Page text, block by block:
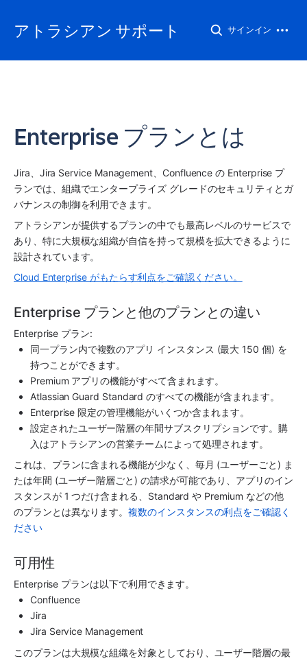
アトラシアン サポート サインイン
Enterprise プランとは
Jira 、Jira Service Management、Confluence の Enterprise プ
ランでは、組織でエンタープライズ グレードのセキュリティとガ
バナンスの制御を利用できます。
アトラシアンが提供するプランの中でも最高レベルのサービスで
あり、特に大規模な組織が自信を持って規模を拡大できるように
設計されています。
Cloud Enterprise がもたらす利点をご確認ください。
Enterprise プランと他のプランとの違い
Enterprise プラン:
同一プラン内で複数のアプリ インスタンス (最大 150 個) を
持つことができます。
Premium アプリの機能がすべて含まれます。
Atlassian Guard Standard のすべての機能が含まれます。
Enterprise 限定の管理機能がいくつか含まれます。
設定されたユーザー階層の年間サブスクリプションです。購
入はアトラシアンの営業チームによって処理されます。
これは、プランに含まれる機能が少なく、毎月 (ユーザーごと) ま
たは年間 (ユーザー階層ごと) の請求が可能であり、 アプリのイン
スタンスが 1 つだけ含まれる、Standard や Premium などの他
のプランとは異なります。複数のインスタンスの利点をご確認く
ださい
可用性
Enterprise プランは以下で利用できます。
Confluence
Jira
Jira Service Management
このプランは大規模な組織を対象としており、ユーザー階層の最